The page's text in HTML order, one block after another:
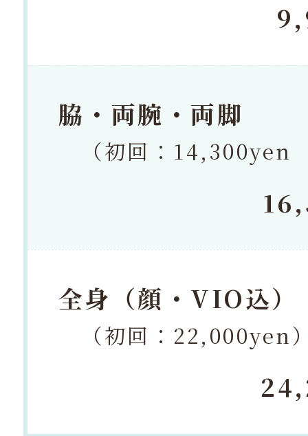
脇・両腕・両脚
（初回：14,300yen
全身（顔・VIO込）
（初回：22,000yen